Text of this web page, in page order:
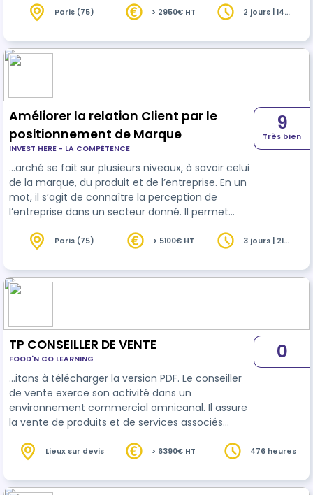
Paris (75) > 2950€ HT
2 jours | 14
Améliorer la relation Client par le
positionnement de Marque
INVEST HERE - LA COMPÉTENCE
…arché se fait sur plusieurs niveaux, à savoir celui
de la marque, du produit et de l’entreprise. En un
mot, il s’agit de connaître la perception de
l’entreprise dans un secteur donné. Il permet
clients. Mais pour que la marque, l’offre et les
positionner ses équipes commerciales et leur
permettre de s'approprier les valeurs de
9
Très bien
Paris (75) > 5100€ HT
3 jours | 21
TP CONSEILLER DE VENTE
FOOD'N CO LEARNING
…itons à télécharger la version PDF. Le conseiller
de vente exerce son activité dans un
environnement commercial omnicanal. Il assure
la vente de produits et de services associés
démonstrations auprès d’une clientèle de
en compte l’ensemble du dispositif de
0
Lieux sur devis > 6390€ HT 476 heures